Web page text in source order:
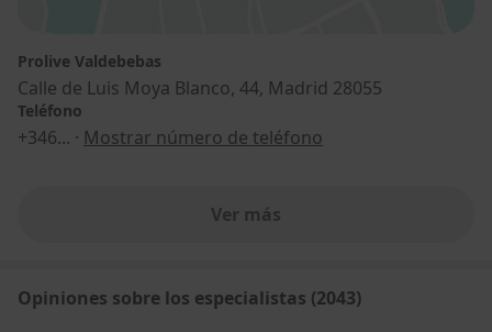
Prolive Valdebebas
Calle de Luis Moya Blanco, 44, Madrid 28055
Teléfono
+346... · Mostrar número de teléfono
Ver más
Opiniones sobre los especialistas (2043)